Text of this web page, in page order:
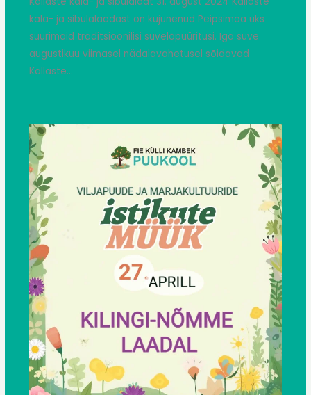
kala- ja sibulalaadast on kujunenud Peipsimaa üks
suurimaid traditsioonilisi suvelõpuüritusi. Iga suve
augustikuu viimasel nädalavahetusel sõidavad
Kallaste…